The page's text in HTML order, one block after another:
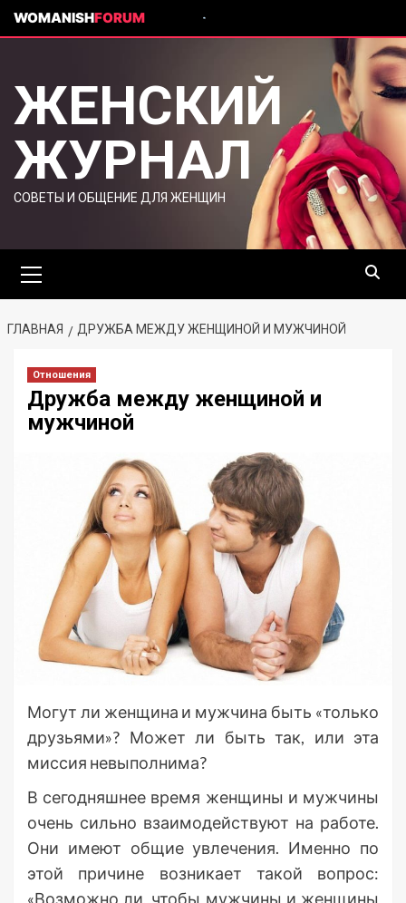
WOMANISHFORUM
ЖЕНСКИЙ
ЖУРНАЛ
СОВЕТЫ И ОБЩЕНИЕ ДЛЯ ЖЕНЩИН
ГЛАВНАЯ ДРУЖБА МЕЖДУ ЖЕНЩИНОЙ И МУЖЧИНОЙ
Отношения
Дружба между женщиной и
мужчиной
Могут ли женщина и мужчина быть «только
друзьями»? Может ли быть так, или эта
миссия невыполнима?
В сегодняшнее время женщины и мужчины
очень сильно взаимодействуют на работе.
Они имеют общие увлечения. Именно по
этой причине возникает такой вопрос:
«Возможно ли, чтобы мужчины и женщины